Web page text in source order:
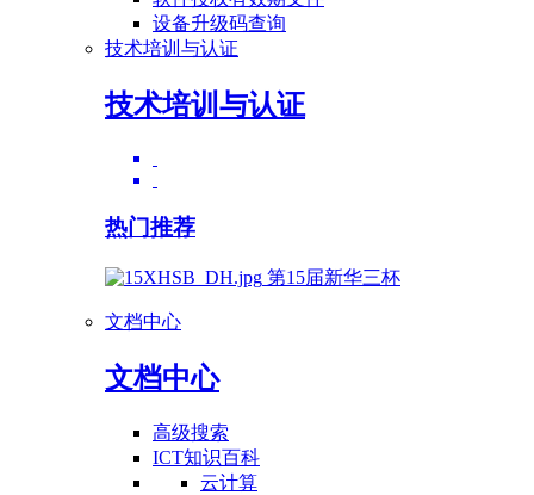
设备升级码查询
技术培训与认证
技术培训与认证
热门推荐
第15届新华三杯
文档中心
文档中心
高级搜索
ICT知识百科
云计算